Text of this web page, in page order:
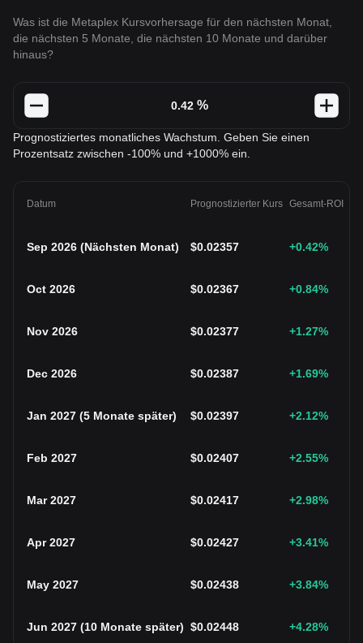
Was ist die Metaplex Kursvorhersage für den nächsten Monat,
die nächsten 5 Monate, die nächsten 10 Monate und darüber
hinaus?
%
Prognostiziertes monatliches Wachstum. Geben Sie einen
Prozentsatz zwischen -100% und +1000% ein.
Datum Prognostizierter Kurs Gesamt-ROI
Sep 2026 (Nächsten Monat) $0.02357 +0.42%
Oct 2026 $0.02367 +0.84%
Nov 2026 $0.02377 +1.27%
Dec 2026 $0.02387 +1.69%
Jan 2027 (5 Monate später) $0.02397 +2.12%
Feb 2027 $0.02407 +2.55%
Mar 2027 $0.02417 +2.98%
Apr 2027 $0.02427 +3.41%
May 2027 $0.02438 +3.84%
Jun 2027 (10 Monate später) $0.02448 +4.28%